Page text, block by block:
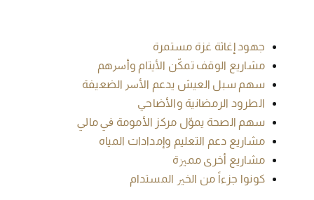
ﺟﻬﻮد إﻏﺎﺛﺔ ﻏﺰة ﻣﺴﺘﻤﺮة
ﻣﺸﺎرﻳﻊ اﻟﻮﻗﻒ ﺗﻤﻜّﻦ اﻷﻳﺘﺎم وأﴎﻫﻢ
ﺳﻬﻢ ﺳﺒﻞ اﻟﻌﻴﺶ ﻳﺪﻋﻢ اﻷﴎ اﻟﻀﻌﻴﻔﺔ
اﻟﻄﺮود اﻟﺮﻣﻀﺎﻧﻴﺔ واﻷﺿﺎﺣﻲ
ﺳﻬﻢ اﻟﺼﺤﺔ ﻳﻤﻮّل ﻣﺮﻛﺰ اﻷﻣﻮﻣﺔ ﰲ ﻣﺎﱄ
ﻣﺸﺎرﻳﻊ دﻋﻢ اﻟﺘﻌﻠﻴﻢ وإﻣﺪادات اﻟﻤﻴﺎه
ﻣﺸﺎرﻳﻊ أﺧﺮى ﻣﻤﲒة
ﻛﻮﻧﻮا ﺟﺰءاً ﻣﻦ اﻟﺨﲑ اﻟﻤﺴﺘﺪام